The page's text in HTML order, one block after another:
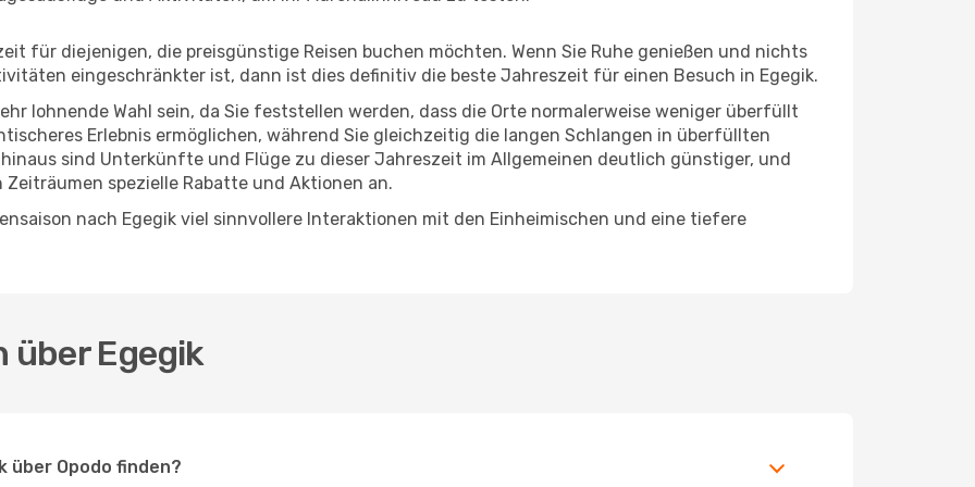
für diejenigen, die preisgünstige Reisen buchen möchten. Wenn Sie Ruhe genießen und nichts
eingeschränkter ist, dann ist dies definitiv die beste Jahreszeit für einen Besuch in Egegik.
lohnende Wahl sein, da Sie feststellen werden, dass die Orte normalerweise weniger überfüllt
Erlebnis ermöglichen, während Sie gleichzeitig die langen Schlangen in überfüllten
sind Unterkünfte und Flüge zu dieser Jahreszeit im Allgemeinen deutlich günstiger, und
spezielle Rabatte und Aktionen an.
nach Egegik viel sinnvollere Interaktionen mit den Einheimischen und eine tiefere
über Egegik
über Opodo finden?